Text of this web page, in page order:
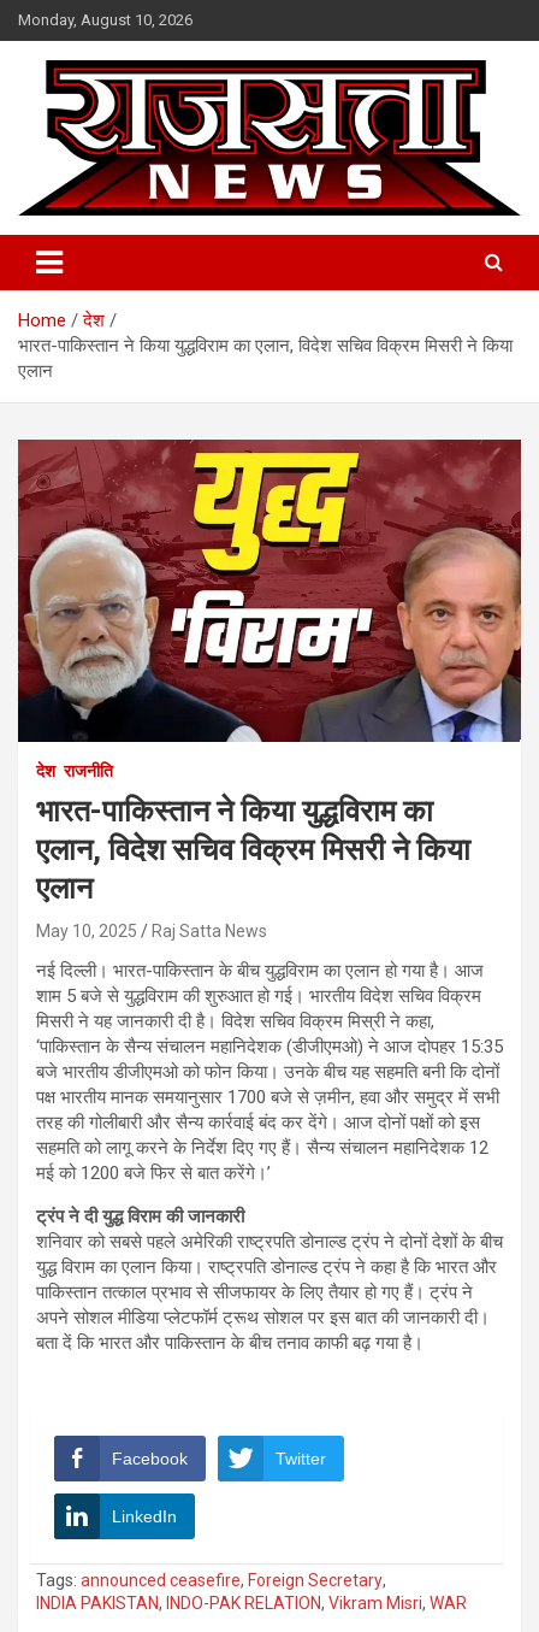
Skip
to
content
Monday, August 10, 2026
Raj Satta News
Home
देश
भारत-पाकिस्तान ने किया युद्धविराम का एलान, विदेश सचिव विक्रम मिसरी ने किया
एलान
देश राजनीति
भारत-पाकिस्तान ने किया युद्धविराम का
एलान, विदेश सचिव विक्रम मिसरी ने किया
एलान
May 10, 2025 Raj Satta News
नई दिल्ली। भारत-पाकिस्तान के बीच युद्धविराम का एलान हो गया है। आज
शाम 5 बजे से युद्धविराम की शुरुआत हो गई। भारतीय विदेश सचिव विक्रम
मिसरी ने यह जानकारी दी है। विदेश सचिव विक्रम मिस्री ने कहा,
‘पाकिस्तान के सैन्य संचालन महानिदेशक (डीजीएमओ) ने आज दोपहर 15:35
बजे भारतीय डीजीएमओ को फोन किया। उनके बीच यह सहमति बनी कि दोनों
पक्ष भारतीय मानक समयानुसार 1700 बजे से ज़मीन, हवा और समुद्र में सभी
तरह की गोलीबारी और सैन्य कार्रवाई बंद कर देंगे। आज दोनों पक्षों को इस
सहमति को लागू करने के निर्देश दिए गए हैं। सैन्य संचालन महानिदेशक 12
मई को 1200 बजे फिर से बात करेंगे।’
ट्रंप ने दी युद्ध विराम की जानकारी
शनिवार को सबसे पहले अमेरिकी राष्ट्रपति डोनाल्ड ट्रंप ने दोनों देशों के बीच
युद्ध विराम का एलान किया। राष्ट्रपति डोनाल्ड ट्रंप ने कहा है कि भारत और
पाकिस्तान तत्काल प्रभाव से सीजफायर के लिए तैयार हो गए हैं। ट्रंप ने
अपने सोशल मीडिया प्लेटफॉर्म ट्रूथ सोशल पर इस बात की जानकारी दी।
बता दें कि भारत और पाकिस्तान के बीच तनाव काफी बढ़ गया है।
Facebook Twitter
LinkedIn
Tags: announced ceasefire, Foreign Secretary,
INDIA PAKISTAN, INDO-PAK RELATION, Vikram Misri, WAR